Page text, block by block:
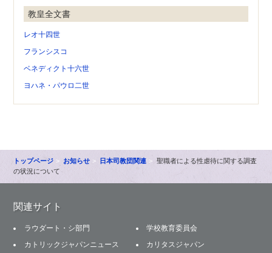
教皇全文書
レオ十四世
フランシスコ
ベネディクト十六世
ヨハネ・パウロ二世
トップページ お知らせ 日本司教団関連
聖職者による性虐待に関する調査
の状況について
関連サイト
ラウダート・シ部門
学校教育委員会
カトリックジャパンニュース
カリタスジャパン